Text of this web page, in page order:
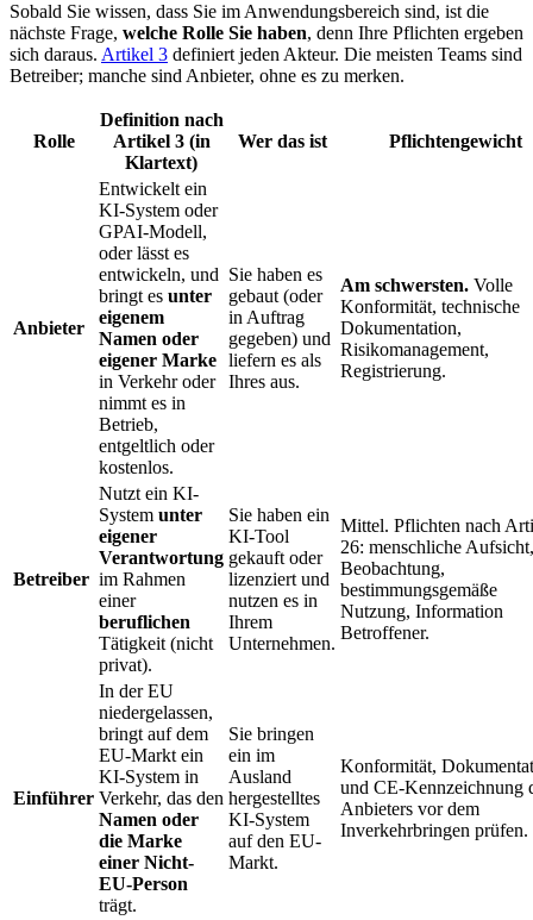
Sobald Sie wissen, dass Sie im Anwendungsbereich sind, ist die
nächste Frage, welche Rolle Sie haben, denn Ihre Pflichten ergeben
sich daraus. Artikel 3 definiert jeden Akteur. Die meisten Teams sind
Betreiber; manche sind Anbieter, ohne es zu merken.
Rolle
Definition nach
Artikel 3 (in
Klartext)
Wer das ist Pflichtengewicht
Anbieter
Entwickelt ein
KI-System oder
GPAI-Modell,
oder lässt es
entwickeln, und
bringt es unter
eigenem
Namen oder
eigener Marke
in Verkehr oder
nimmt es in
Betrieb,
entgeltlich oder
kostenlos.
Sie haben es
gebaut (oder
in Auftrag
gegeben) und
liefern es als
Ihres aus.
Am schwersten. Volle
Konformität, technische
Dokumentation,
Risikomanagement,
Registrierung.
Betreiber
Nutzt ein KI-
System unter
eigener
Verantwortung
im Rahmen
einer
beruflichen
Tätigkeit (nicht
privat).
Sie haben ein
KI-Tool
gekauft oder
lizenziert und
nutzen es in
Ihrem
Unternehmen.
Mittel. Pflichten nach
26: menschliche Aufsicht,
Beobachtung,
bestimmungsgemäße
Nutzung, Information
Betroffener.
Einführer
In der EU
niedergelassen,
bringt auf dem
EU-Markt ein
KI-System in
Verkehr, das den
Namen oder
die Marke
einer Nicht-
EU-Person
trägt.
Sie bringen
ein im
Ausland
hergestelltes
KI-System
auf den EU-
Markt.
Konformität,
und CE-Kennzeichnung
Anbieters vor dem
Inverkehrbringen prüfen.